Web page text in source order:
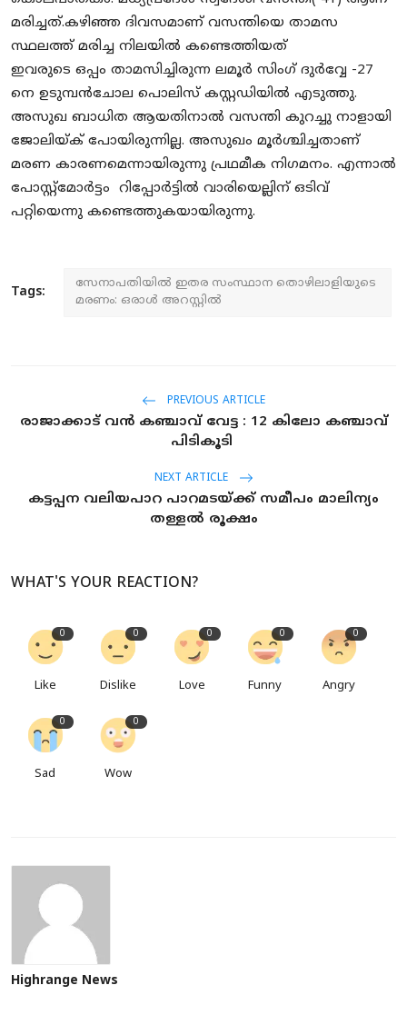
SPORTS
MURIKKASSERY
മരിച്ചത്.കഴിഞ്ഞ ദിവസമാണ് വസന്തിയെ താമസ
സ്ഥലത്ത് മരിച്ച നിലയിൽ കണ്ടെത്തിയത്
ഇവരുടെ ഒപ്പം താമസിച്ചിരുന്ന ലമൂർ സിംഗ് ദുർവ്വേ -27
നെ ഉടുമ്പൻചോല പൊലിസ് കസ്റ്റഡിയിൽ എടുത്തു.
അസുഖ ബാധിത ആയതിനാൽ വസന്തി കുറച്ചു നാളായി
ജോലിയ്ക് പോയിരുന്നില്ല. അസുഖം മൂർശ്ചിച്ചതാണ്
മരണ കാരണമെന്നായിരുന്നു പ്രഥമീക നിഗമനം. എന്നാൽ
പോസ്റ്റ്‌മോർട്ടം റിപ്പോർട്ടിൽ വാരിയെല്ലിന് ഒടിവ്
പറ്റിയെന്നു കണ്ടെത്തുകയായിരുന്നു.
Tags:
സേനാപതിയിൽ ഇതര സംസ്ഥാന തൊഴിലാളിയുടെ
മരണം: ഒരാൾ അറസ്റ്റിൽ
PREVIOUS ARTICLE
രാജാക്കാട് വൻ കഞ്ചാവ് വേട്ട : 12 കിലോ കഞ്ചാവ്
പിടികൂടി
NEXT ARTICLE
കട്ടപ്പന വലിയപാറ പാറമടയ്ക്ക് സമീപം മാലിന്യം
തള്ളല്‍ രൂക്ഷം
WHAT'S YOUR REACTION?
0
Like
0
Dislike
0
Love
0
Funny
0
Angry
0
Sad
0
Wow
Highrange News